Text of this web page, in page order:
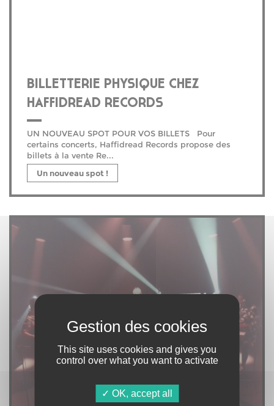
BILLETTERIE PHYSIQUE CHEZ
HAFFIDREAD RECORDS
UN NOUVEAU SPOT POUR VOS BILLETS Pour
certains concerts, Haffidread Records propose des
billets à la vente Re...
Un nouveau spot !
This site uses cookies and gives you
control over what you want to activate
OK, accept all